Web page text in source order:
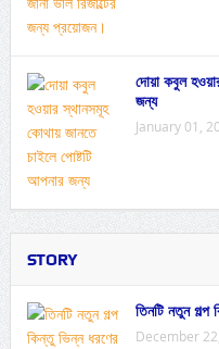
দোয়া কবুল
জন্য
January 01,
STORY
তিনটি নতুন গল্প
December